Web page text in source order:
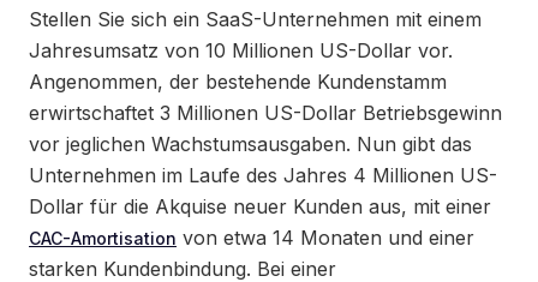
Stellen Sie sich ein SaaS-Unternehmen mit einem
Jahresumsatz von 10 Millionen US-Dollar vor.
Angenommen, der bestehende Kundenstamm
erwirtschaftet 3 Millionen US-Dollar Betriebsgewinn
vor jeglichen Wachstumsausgaben. Nun gibt das
Unternehmen im Laufe des Jahres 4 Millionen US-
Dollar für die Akquise neuer Kunden aus, mit einer
CAC-Amortisation von etwa 14 Monaten und einer
starken Kundenbindung. Bei einer